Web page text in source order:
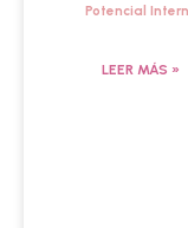
Potencial
LEER MÁS »